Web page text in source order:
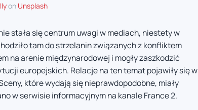
on Unsplash
stała się centrum uwagi w mediach, niestety w
tam do strzelanin związanych z konfliktem
na arenie międzynarodowej i mogły zaszkodzić
europejskich. Relacje na ten temat pojawiły się w
które wydają się nieprawdopodobne, miały
w serwisie informacyjnym na kanale France 2.